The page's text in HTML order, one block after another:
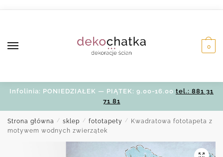
0
Infolinia: PONIEDZIAŁEK — PIĄTEK: 9.00-16.00 tel.: 881 31
71 81
Strona główna / sklep / fototapety /
Kwadratowa fototapeta z
motywem wodnych zwierzątek